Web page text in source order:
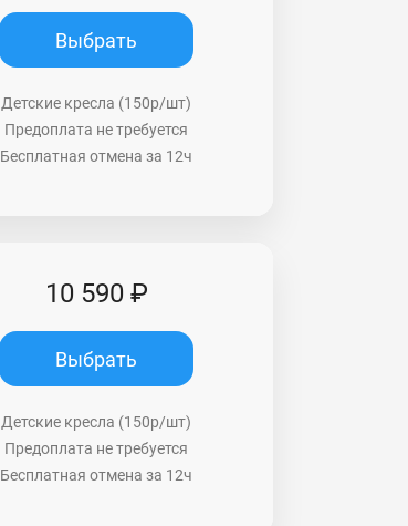
Выбрать
Детские кресла (150р/шт)
Предоплата не требуется
Бесплатная отмена за 12ч
10 590 ₽
Выбрать
Детские кресла (150р/шт)
Предоплата не требуется
Бесплатная отмена за 12ч